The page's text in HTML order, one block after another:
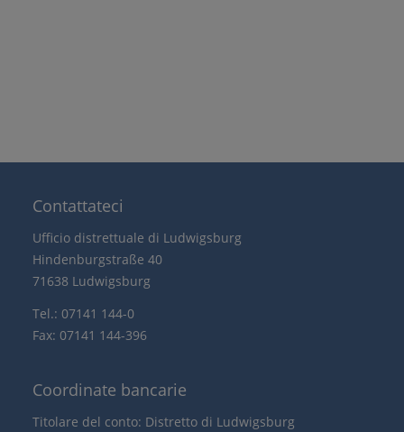
Contattateci
Ufficio distrettuale di Ludwigsburg
Hindenburgstraße 40
71638 Ludwigsburg
Tel.: 07141 144-0
Fax: 07141 144-396
Coordinate bancarie
Titolare del conto: Distretto di Ludwigsburg